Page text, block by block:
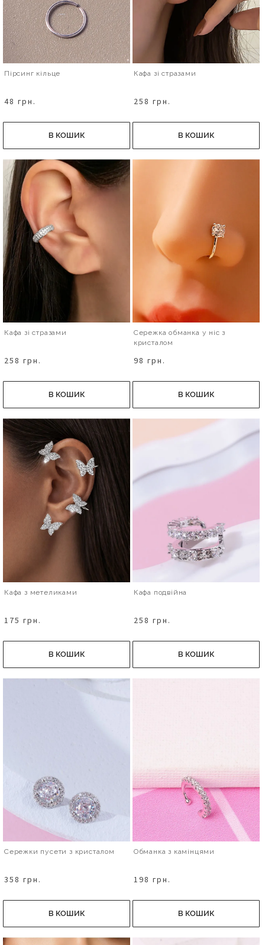
Пірсинг кільце
48 грн.
В КОШИК
Кафа зі стразами
258 грн.
В КОШИК
Кафа зі стразами
258 грн.
В КОШИК
Сережка обманка у ніс з
кристалом
98 грн.
В КОШИК
Кафа з метеликами
175 грн.
В КОШИК
Кафа подвійна
258 грн.
В КОШИК
Сережки пусети з кристалом
358 грн.
В КОШИК
Обманка з камінцями
198 грн.
В КОШИК